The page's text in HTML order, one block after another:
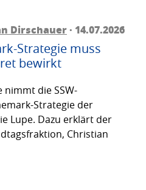
Dirschauer· 14.07.2026
Strategie muss
bewirkt
die SSW-
Strategie der
Lupe. Dazu erklärt der
Christian